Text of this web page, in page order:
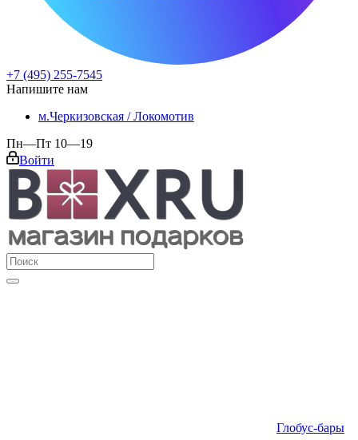
+7 (495) 255-7545
Напишите нам
м.Черкизовская / Локомотив
Пн—Пт 10—19
Войти
Глобус-бары